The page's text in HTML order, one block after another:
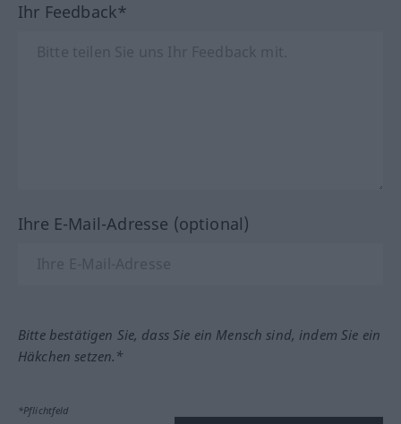
Ihr Feedback*
Ihre E-Mail-Adresse (optional)
Bitte bestätigen Sie, dass Sie ein Mensch sind, indem Sie ein
Häkchen setzen.*
*Pflichtfeld